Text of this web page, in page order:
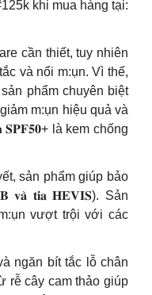
khi mua hàng tại:
cần thiết, tuy nhiên
và nổi m:ụn. Vì thế,
phẩm chuyên biệt
m:ụn hiệu quả và
𝐒𝐏𝐅𝟓𝟎+ là kem chống
sản phẩm giúp bảo
𝐯𝐚̀ 𝐭𝐢𝐚 𝐇𝐄𝐕𝐈𝐒). Sản
vượt trội với các
ngăn bít tắc lỗ chân
rễ cây cam thảo giúp